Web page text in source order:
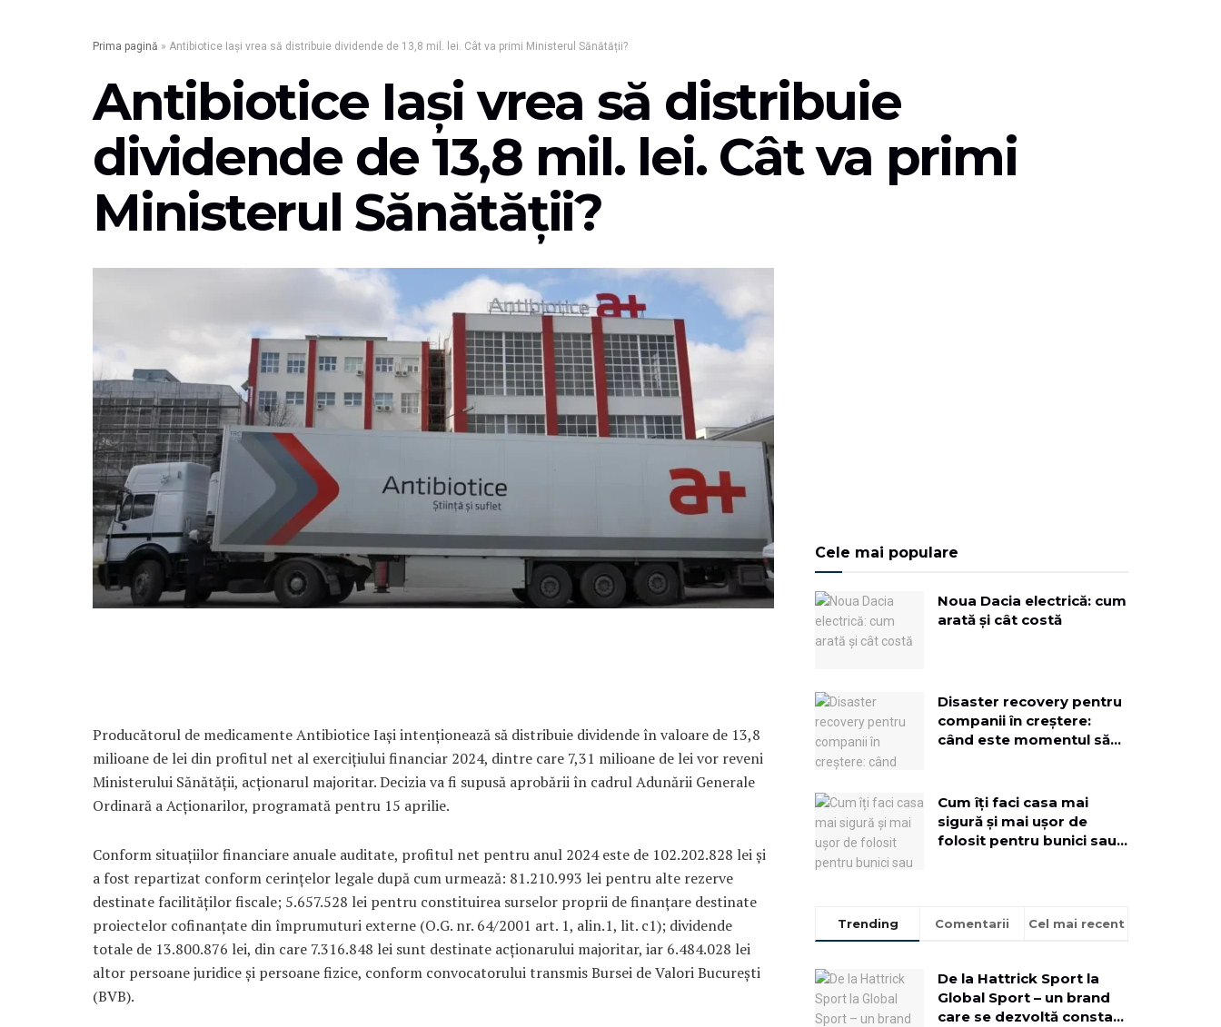
Prima pagină » Antibiotice Iaşi vrea să distribuie dividende de 13,8 mil. lei. Cât va primi Ministerul Sănătății?
Antibiotice Iaşi vrea să distribuie
dividende de 13,8 mil. lei. Cât va primi
Ministerul Sănătății?
Producătorul de medicamente Antibiotice Iași intenționează să distribuie dividende în valoare de 13,8
milioane de lei din profitul net al exercițiului financiar 2024, dintre care 7,31 milioane de lei vor reveni
Ministerului Sănătății, acționarul majoritar. Decizia va fi supusă aprobării în cadrul Adunării Generale
Ordinară a Acționarilor, programată pentru 15 aprilie.
Conform situațiilor financiare anuale auditate, profitul net pentru anul 2024 este de 102.202.828 lei și
a fost repartizat conform cerințelor legale după cum urmează: 81.210.993 lei pentru alte rezerve
destinate facilităților fiscale; 5.657.528 lei pentru constituirea surselor proprii de finanțare destinate
proiectelor cofinanțate din împrumuturi externe (O.G. nr. 64/2001 art. 1, alin.1, lit. c1); dividende
totale de 13.800.876 lei, din care 7.316.848 lei sunt destinate acționarului majoritar, iar 6.484.028 lei
altor persoane juridice și persoane fizice, conform convocatorului transmis Bursei de Valori București
(BVB).
Cele mai populare
Noua Dacia electrică: cum
arată și cât costă
Disaster recovery pentru
companii în creștere:
când este momentul să
Cum îți faci casa mai
sigură și mai ușor de
folosit pentru bunici sau
Trending Comentarii Cel mai recent
De la Hattrick Sport la
Global Sport – un brand
care se dezvoltă constant